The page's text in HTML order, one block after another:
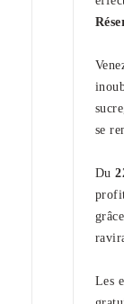
se
Du
Les